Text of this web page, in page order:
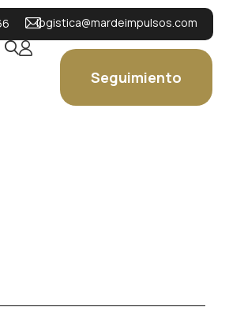
logistica@mardeimpulsos.com
Seguimiento